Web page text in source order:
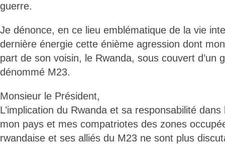
guerre.
Je dénonce, en ce lieu emblématique de la vie
dernière énergie cette énième agression dont
part de son voisin, le Rwanda, sous couvert d’un
dénommé M23.
Monsieur le Président,
L’implication du Rwanda et sa responsabilité
mon pays et mes compatriotes des zones
rwandaise et ses alliés du M23 ne sont plus